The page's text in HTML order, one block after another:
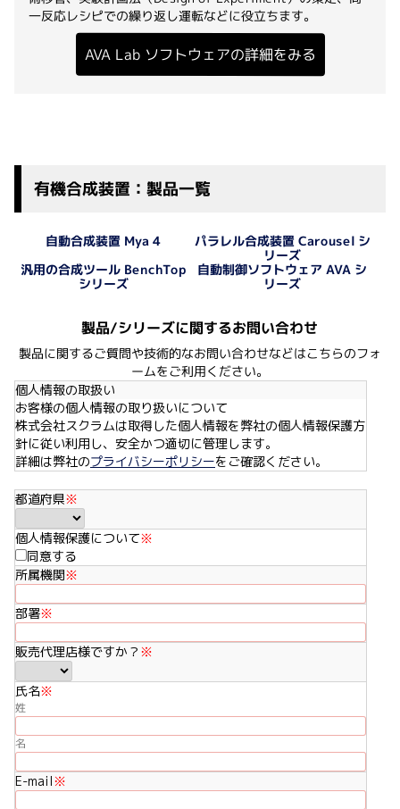
一反応レシピでの繰り返し運転などに役立ちます。
AVA Lab ソフトウェアの詳細をみる
有機合成装置：製品一覧
自動合成装置 Mya 4 パラレル合成装置 Carousel シ
リーズ
汎用の合成ツール BenchTop
シリーズ
自動制御ソフトウェア AVA シ
リーズ
製品/シリーズに関するお問い合わせ
製品に関するご質問や技術的なお問い合わせなどはこちらのフォ
ームをご利用ください。
個人情報の取扱い
お客様の個人情報の取り扱いについて
株式会社スクラムは取得した個人情報を弊社の個人情報保護方
針に従い利用し、安全かつ適切に管理します。
詳細は弊社のプライバシーポリシーをご確認ください。
都道府県※
個人情報保護について※
同意する
所属機関※
部署※
販売代理店様ですか？ ※
氏名※
姓
名
E-mail※